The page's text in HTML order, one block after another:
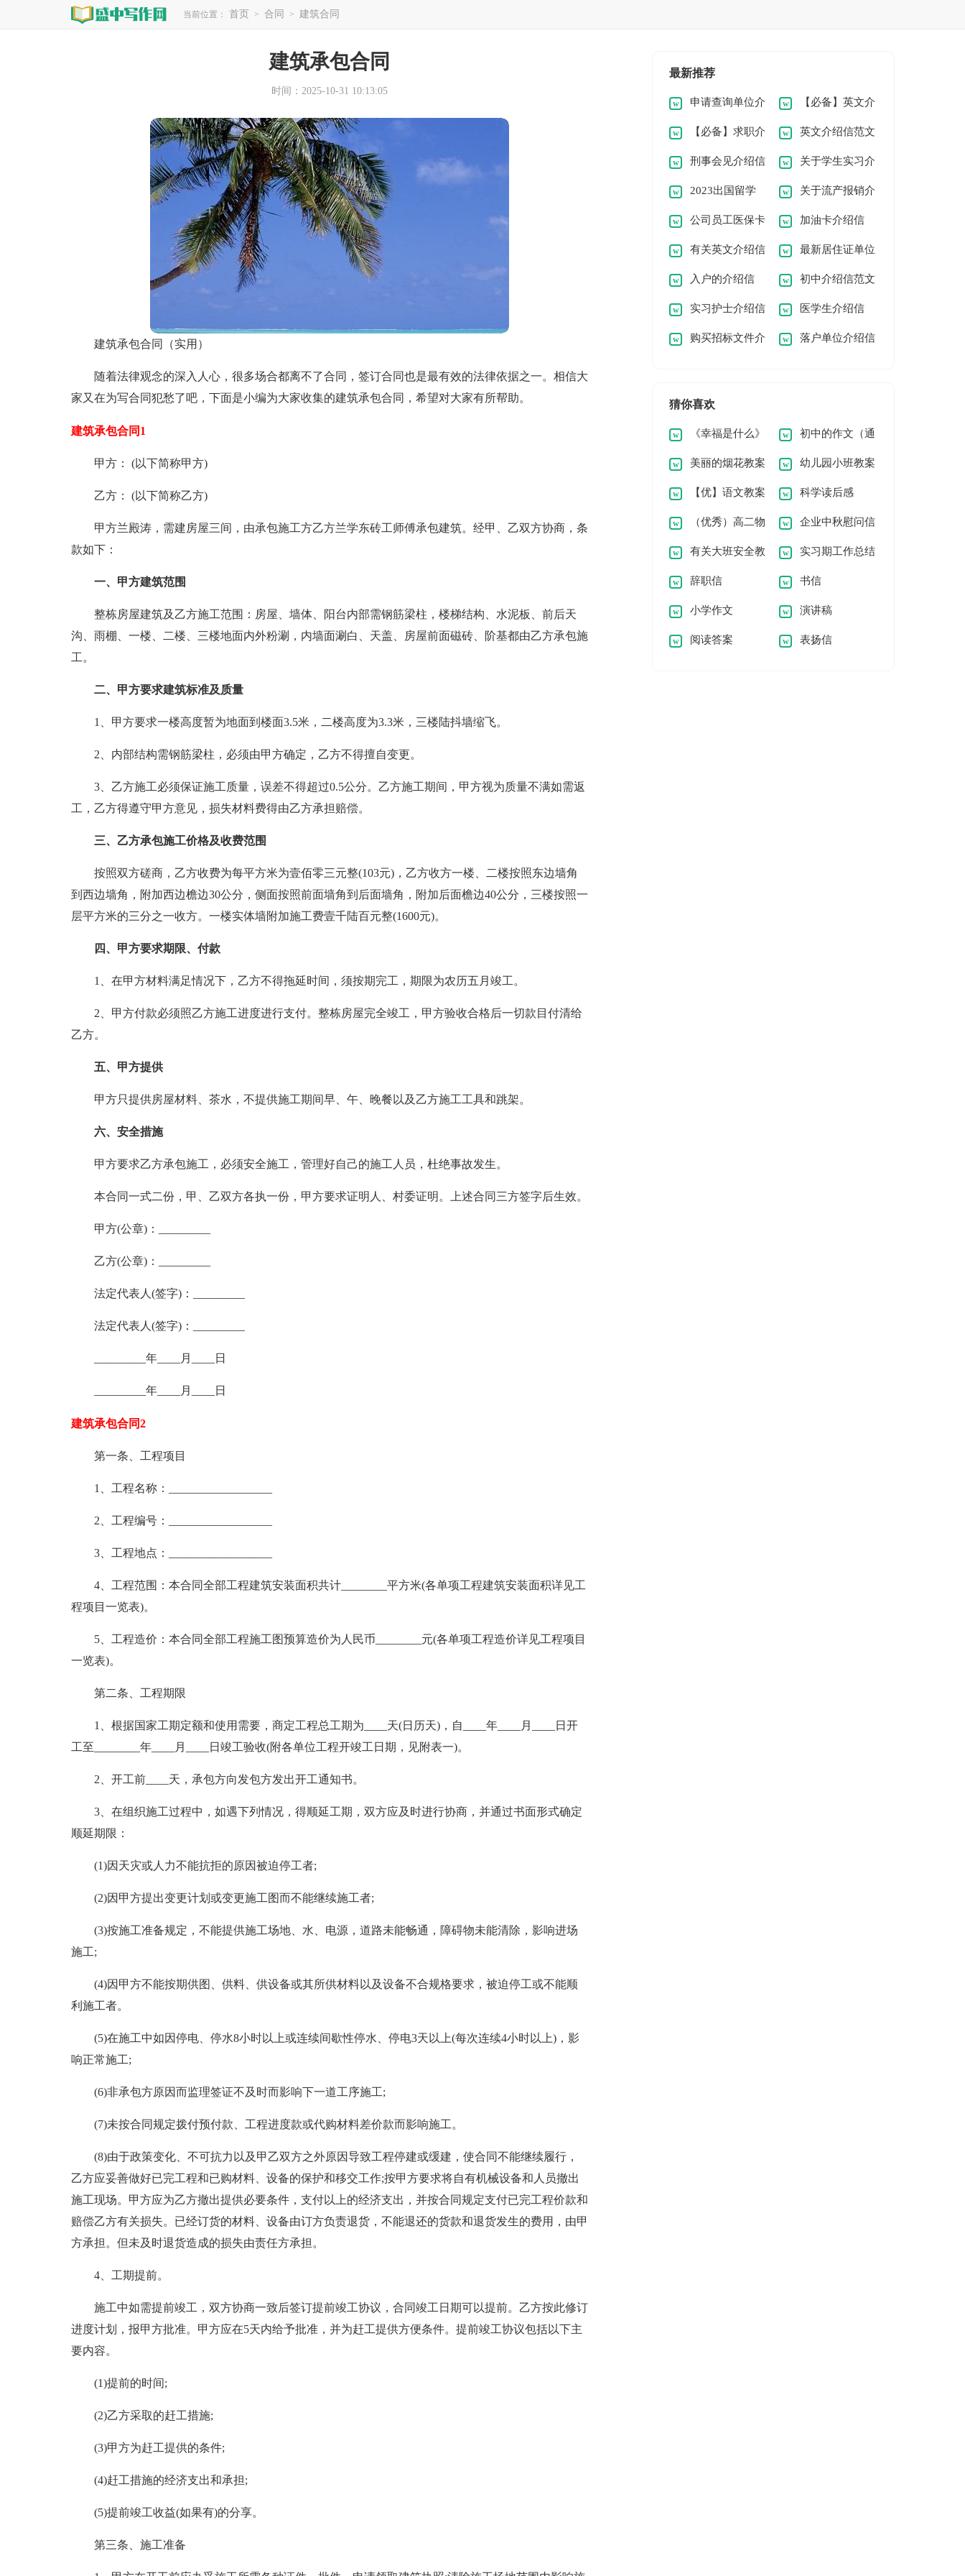
当前位置： 首页 > 合同 > 建筑合同
建筑承包合同
时间：2025-10-31 10:13:05
建筑承包合同（实用）
随着法律观念的深入人心，很多场合都离不了合同，签订合同也是最有效的法律依据之一。相信大
家又在为写合同犯愁了吧，下面是小编为大家收集的建筑承包合同，希望对大家有所帮助。
建筑承包合同1
甲方： (以下简称甲方)
乙方： (以下简称乙方)
甲方兰殿涛，需建房屋三间，由承包施工方乙方兰学东砖工师傅承包建筑。经甲、乙双方协商，条
款如下：
一、甲方建筑范围
整栋房屋建筑及乙方施工范围：房屋、墙体、阳台内部需钢筋梁柱，楼梯结构、水泥板、前后天
沟、雨棚、一楼、二楼、三楼地面内外粉涮，内墙面涮白、天盖、房屋前面磁砖、阶基都由乙方承包施
工。
二、甲方要求建筑标准及质量
1、甲方要求一楼高度暂为地面到楼面3.5米，二楼高度为3.3米，三楼陆抖墙缩飞。
2、内部结构需钢筋梁柱，必须由甲方确定，乙方不得擅自变更。
3、乙方施工必须保证施工质量，误差不得超过0.5公分。乙方施工期间，甲方视为质量不满如需返
工，乙方得遵守甲方意见，损失材料费得由乙方承担赔偿。
三、乙方承包施工价格及收费范围
按照双方磋商，乙方收费为每平方米为壹佰零三元整(103元)，乙方收方一楼、二楼按照东边墙角
到西边墙角，附加西边檐边30公分，侧面按照前面墙角到后面墙角，附加后面檐边40公分，三楼按照一
层平方米的三分之一收方。一楼实体墙附加施工费壹千陆百元整(1600元)。
四、甲方要求期限、付款
1、在甲方材料满足情况下，乙方不得拖延时间，须按期完工，期限为农历五月竣工。
2、甲方付款必须照乙方施工进度进行支付。整栋房屋完全竣工，甲方验收合格后一切款目付清给
乙方。
五、甲方提供
甲方只提供房屋材料、茶水，不提供施工期间早、午、晚餐以及乙方施工工具和跳架。
六、安全措施
甲方要求乙方承包施工，必须安全施工，管理好自己的施工人员，杜绝事故发生。
本合同一式二份，甲、乙双方各执一份，甲方要求证明人、村委证明。上述合同三方签字后生效。
甲方(公章)：_________
乙方(公章)：_________
法定代表人(签字)：_________
法定代表人(签字)：_________
_________年____月____日
_________年____月____日
建筑承包合同2
第一条、工程项目
1、工程名称：__________________
2、工程编号：__________________
3、工程地点：__________________
4、工程范围：本合同全部工程建筑安装面积共计________平方米(各单项工程建筑安装面积详见工
程项目一览表)。
5、工程造价：本合同全部工程施工图预算造价为人民币________元(各单项工程造价详见工程项目
一览表)。
第二条、工程期限
1、根据国家工期定额和使用需要，商定工程总工期为____天(日历天)，自____年____月____日开
工至________年____月____日竣工验收(附各单位工程开竣工日期，见附表一)。
2、开工前____天，承包方向发包方发出开工通知书。
3、在组织施工过程中，如遇下列情况，得顺延工期，双方应及时进行协商，并通过书面形式确定
顺延期限：
(1)因天灾或人力不能抗拒的原因被迫停工者;
(2)因甲方提出变更计划或变更施工图而不能继续施工者;
(3)按施工准备规定，不能提供施工场地、水、电源，道路未能畅通，障碍物未能清除，影响进场
施工;
(4)因甲方不能按期供图、供料、供设备或其所供材料以及设备不合规格要求，被迫停工或不能顺
利施工者。
(5)在施工中如因停电、停水8小时以上或连续间歇性停水、停电3天以上(每次连续4小时以上)，影
响正常施工;
(6)非承包方原因而监理签证不及时而影响下一道工序施工;
(7)未按合同规定拨付预付款、工程进度款或代购材料差价款而影响施工。
(8)由于政策变化、不可抗力以及甲乙双方之外原因导致工程停建或缓建，使合同不能继续履行，
乙方应妥善做好已完工程和已购材料、设备的保护和移交工作;按甲方要求将自有机械设备和人员撤出
施工现场。甲方应为乙方撤出提供必要条件，支付以上的经济支出，并按合同规定支付已完工程价款和
赔偿乙方有关损失。已经订货的材料、设备由订方负责退货，不能退还的货款和退货发生的费用，由甲
方承担。但未及时退货造成的损失由责任方承担。
4、工期提前。
施工中如需提前竣工，双方协商一致后签订提前竣工协议，合同竣工日期可以提前。乙方按此修订
进度计划，报甲方批准。甲方应在5天内给予批准，并为赶工提供方便条件。提前竣工协议包括以下主
要内容。
(1)提前的时间;
(2)乙方采取的赶工措施;
(3)甲方为赶工提供的条件;
(4)赶工措施的经济支出和承担;
(5)提前竣工收益(如果有)的分享。
第三条、施工准备
最新推荐
申请查询单位介
绍信范文6篇
【必备】英文介
绍信4篇
【必备】求职介
绍信3篇
英文介绍信范文
锦集六篇
刑事会见介绍信
4篇
关于学生实习介
绍信汇编九篇
2023出国留学
介绍信通用
关于流产报销介
绍信4篇
公司员工医保卡
介绍信
加油卡介绍信
有关英文介绍信
范文合集十篇
最新居住证单位
介绍信
入户的介绍信 初中介绍信范文
实习护士介绍信 医学生介绍信
购买招标文件介 落户单位介绍信
猜你喜欢
《幸福是什么》
教学反思
初中的作文（通
用5篇）
美丽的烟花教案 幼儿园小班教案
《大苹果》
【优】语文教案
8篇
科学读后感
（优秀）高二物
理知识点总结15篇
企业中秋慰问信
有关大班安全教
案模板四篇
实习期工作总结
(汇编15篇)
辞职信 书信
小学作文 演讲稿
阅读答案 表扬信